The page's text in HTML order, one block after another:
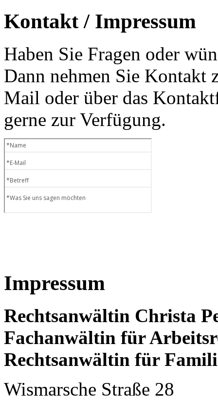
Kontakt / Impressum
Haben Sie Fragen oder
Dann nehmen Sie Kontakt
Mail oder über das
gerne zur Verfügung.
Impressum
Rechtsanwältin Christa
Fachanwältin für
Rechtsanwältin für
Wismarsche Straße 28